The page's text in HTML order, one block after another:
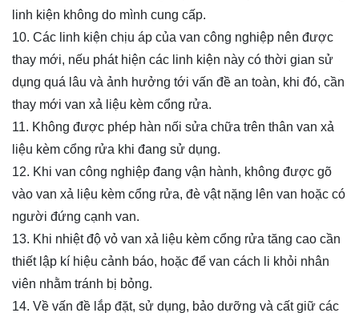
linh kiện không do mình cung cấp.
10. Các linh kiện chịu áp của van công nghiệp nên được
thay mới, nếu phát hiện các linh kiện này có thời gian sử
dụng quá lâu và ảnh hưởng tới vấn đề an toàn, khi đó, cần
thay mới van xả liệu kèm cổng rửa.
11. Không được phép hàn nối sửa chữa trên thân van xả
liệu kèm cổng rửa khi đang sử dụng.
12. Khi van công nghiệp đang vận hành, không được gõ
vào van xả liệu kèm cổng rửa, đè vật nặng lên van hoặc có
người đứng cạnh van.
13. Khi nhiệt độ vỏ van xả liệu kèm cổng rửa tăng cao cần
thiết lập kí hiệu cảnh báo, hoặc để van cách li khỏi nhân
viên nhằm tránh bị bỏng.
14. Về vấn đề lắp đặt, sử dụng, bảo dưỡng và cất giữ các